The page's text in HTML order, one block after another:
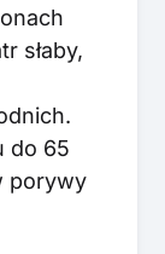
słaby,
do 65
porywy